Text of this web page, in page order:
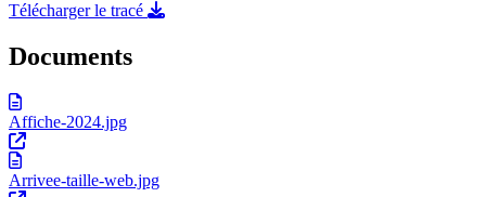
Télécharger le tracé
Documents
Affiche-2024.jpg
Arrivee-taille-web.jpg